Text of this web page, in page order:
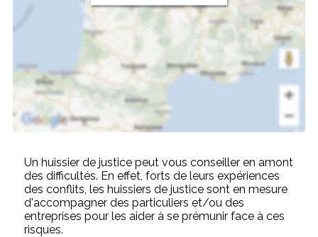
Un huissier de justice peut vous conseiller en amont
des difficultés. En effet, forts de leurs expériences
des conflits, les huissiers de justice sont en mesure
d'accompagner des particuliers et/ou des
entreprises pour les aider à se prémunir face à ces
risques.